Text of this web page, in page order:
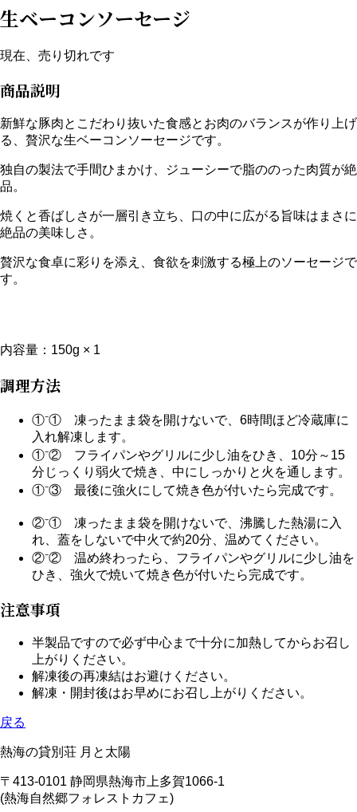
生ベーコンソーセージ
現在、売り切れです
商品説明
新鮮な豚肉とこだわり抜いた食感とお肉のバランスが作り上げ
る、贅沢な生ベーコンソーセージです。
独自の製法で手間ひまかけ、ジューシーで脂ののった肉質が絶
品。
焼くと香ばしさが一層引き立ち、口の中に広がる旨味はまさに
絶品の美味しさ。
贅沢な食卓に彩りを添え、食欲を刺激する極上のソーセージで
す。
内容量：150g × 1
調理方法
①⁻① 凍ったまま袋を開けないで、6時間ほど冷蔵庫に
入れ解凍します。
①⁻② フライパンやグリルに少し油をひき、10分～15
分じっくり弱火で焼き、中にしっかりと火を通します。
①⁻③ 最後に強火にして焼き色が付いたら完成です。
②⁻① 凍ったまま袋を開けないで、沸騰した熱湯に入
れ、蓋をしないで中火で約20分、温めてください。
②⁻② 温め終わったら、フライパンやグリルに少し油を
ひき、強火で焼いて焼き色が付いたら完成です。
注意事項
半製品ですので必ず中心まで十分に加熱してからお召し
上がりください。
解凍後の再凍結はお避けください。
解凍・開封後はお早めにお召し上がりください。
戻る
熱海の貸別荘 月と太陽
〒413-0101 静岡県熱海市上多賀1066-1
(熱海自然郷フォレストカフェ)